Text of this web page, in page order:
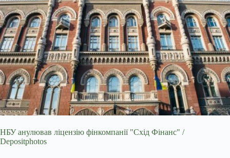
НБУ анулював ліцензію фінкомпанії "Схід Фінанс" /
Depositphotos